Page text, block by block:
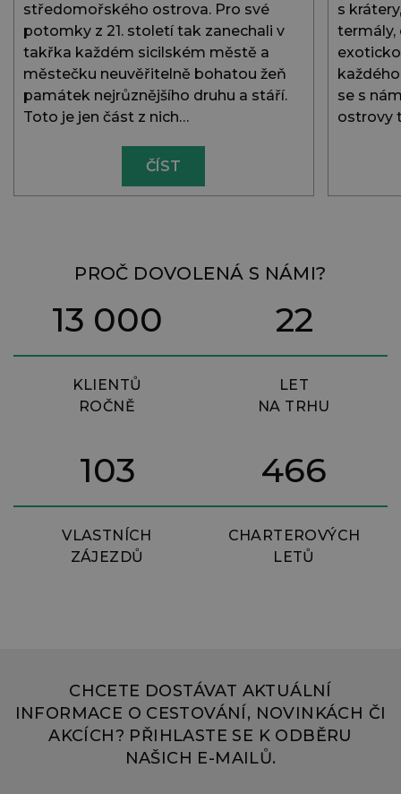
středomořského ostrova. Pro své
potomky z 21. století tak zanechali v
takřka každém sicilském městě a
městečku neuvěřitelně bohatou žeň
památek nejrůznějšího druhu a stáří.
Toto je jen část z nich…
ČÍST
s
termály,
se s
ostrovy
PROČ DOVOLENÁ S NÁMI?
KLIENTŮ
ROČNĚ
13 000
LET
NA TRHU
22
VLASTNÍCH
ZÁJEZDŮ
103
CHARTEROVÝCH
LETŮ
466
CHCETE DOSTÁVAT AKTUÁLNÍ
INFORMACE O CESTOVÁNÍ, NOVINKÁCH ČI
AKCÍCH? PŘIHLASTE SE K ODBĚRU
NAŠICH E-MAILŮ.